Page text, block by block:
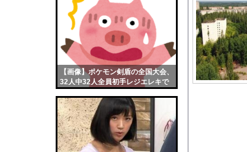
【画像】ポケモン剣盾の全国大会、
32人中32人全員初手レジエレキで
【画像】女の
私「ちょっと
【朗報】松本
【ロマン】世
【困惑】移民